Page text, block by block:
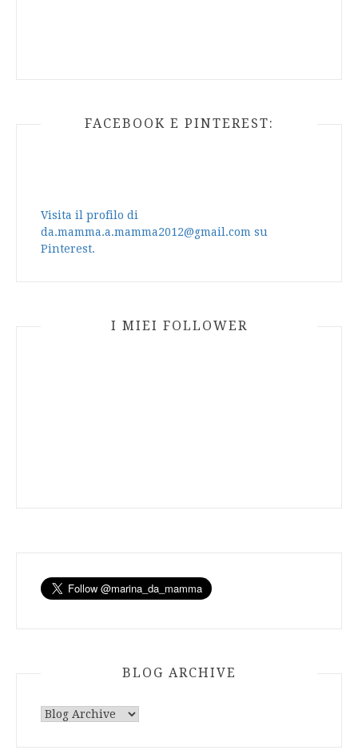
FACEBOOK E PINTEREST:
Visita il profilo di
da.mamma.a.mamma2012@gmail.com su
Pinterest.
I MIEI FOLLOWER
BLOG ARCHIVE